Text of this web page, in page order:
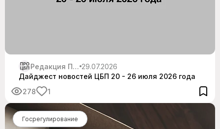
Редакция Про ЦБП 29.07.2026
Дайджест новостей ЦБП 20 - 26 июля 2026 года
278
1
Госрегулирование